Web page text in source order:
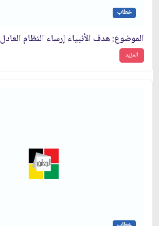
خطاب
الموضوع: هدف الأنبياء إرساء النظام العادل‏
المزيد